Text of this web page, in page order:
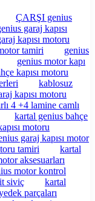
ÇARŞI genius
garaj kapısı
kapısı motoru
tamiri
genius
genius motor kapı
kapısı motoru
kablosuz
kapısı motoru
4 +4 lamine camlı
kartal genius bahçe
motoru
garaj kapısı motor
tamiri
kartal
aksesuarları
motor kontrol
siviç
kartal
parçaları